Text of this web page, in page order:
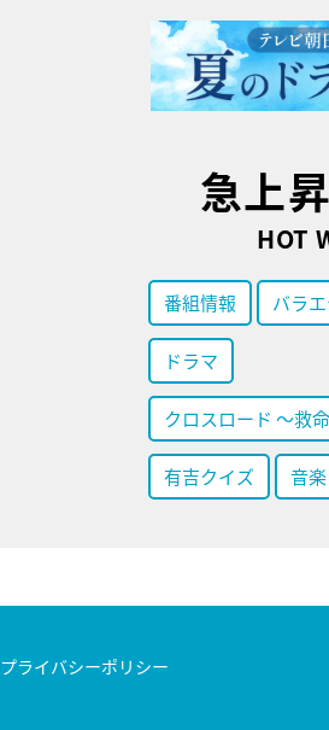
急上
HOT
番組情報 バラエ
ドラマ
クロスロード ～救
有吉クイズ 音楽
プライバシーポリシー